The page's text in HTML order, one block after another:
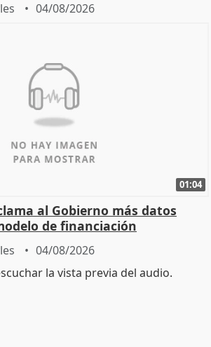
04/08/2026
01:04
al Gobierno más datos
de financiación
04/08/2026